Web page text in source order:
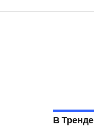
В Тренде